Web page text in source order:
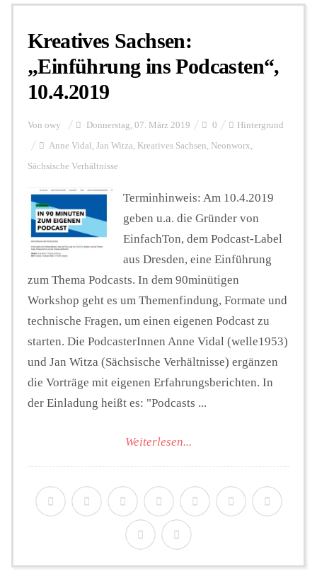
Personalien
FUNKTURM-Beiträge
Podcast
Seminare
Unterstützen
Kreatives Sachsen:
„Einführung ins Podcasten“,
10.4.2019
Von owy Donnerstag, 07. März 2019 0 Hintergrund
Anne Vidal , Jan Witza, Kreatives Sachsen, Neonworx,
Sächsische Verhältnisse
Terminhinweis: Am 10.4.2019
geben u.a. die Gründer von
EinfachTon, dem Podcast-Label
aus Dresden, eine Einführung
zum Thema Podcasts. In dem 90minütigen
Workshop geht es um Themenfindung, Formate und
technische Fragen, um einen eigenen Podcast zu
starten. Die PodcasterInnen Anne Vidal (welle1953)
und Jan Witza (Sächsische Verhältnisse) ergänzen
die Vorträge mit eigenen Erfahrungsberichten. In
der Einladung heißt es: "Podcasts ...
Weiterlesen...